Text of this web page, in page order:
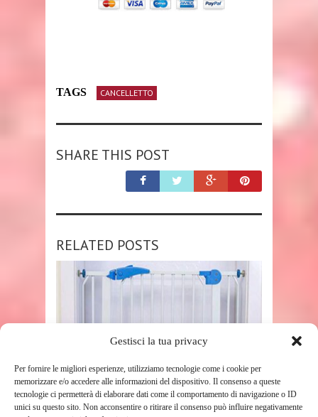
Gestisci la tua privacy
Per fornire le migliori esperienze, utilizziamo tecnologie come i cookie per
memorizzare e/o accedere alle informazioni del dispositivo. Il consenso a queste
tecnologie ci permetterà di elaborare dati come il comportamento di navigazione o ID
unici su questo sito. Non acconsentire o ritirare il consenso può influire negativamente
TAGS CANCELLETTO
SHARE THIS POST
RELATED POSTS
SHOP